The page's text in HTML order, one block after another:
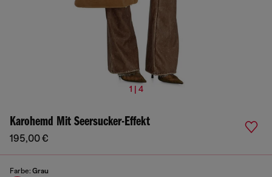
1 | 4
Karohemd Mit Seersucker-Effekt
195,00 €
Farbe: Grau